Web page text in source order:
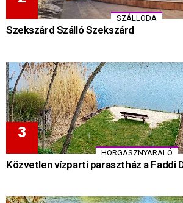
SZÁLLODA
Szekszárd Szálló Szekszárd
HORGÁSZNYARALÓ
Közvetlen vízparti parasztház a Faddi